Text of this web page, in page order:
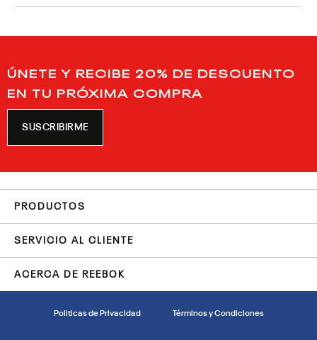
ÚNETE Y RECIBE 20% DE DESCUENTO
EN TU PRÓXIMA COMPRA
SUSCRIBIRME
PRODUCTOS
SERVICIO AL CLIENTE
ACERCA DE REEBOK
Politicas de Privacidad Términos y Condiciones